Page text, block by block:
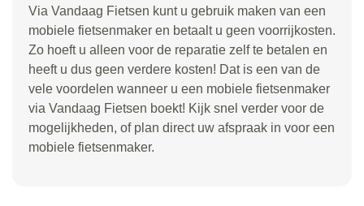
Via Vandaag Fietsen kunt u gebruik maken van een
mobiele fietsenmaker en betaalt u geen voorrijkosten.
Zo hoeft u alleen voor de reparatie zelf te betalen en
heeft u dus geen verdere kosten! Dat is een van de
vele voordelen wanneer u een mobiele fietsenmaker
via Vandaag Fietsen boekt! Kijk snel verder voor de
mogelijkheden, of plan direct uw afspraak in voor een
mobiele fietsenmaker.